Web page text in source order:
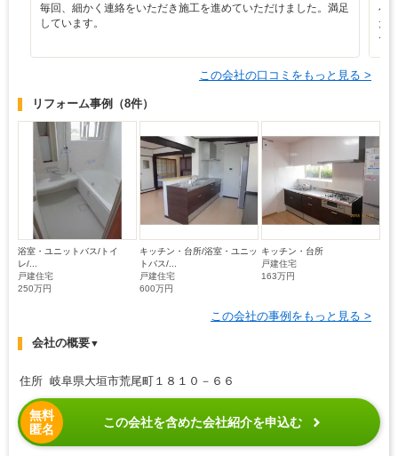
毎回、細かく連絡をいただき施工を進めていただけました。満足
しています。
小
た
ー
この会社の口コミをもっと見る >
リフォーム事例 （8件）
浴室・ユニットバス/トイ
レ/...
戸建住宅
250万円
キッチン・台所/浴室・ユニッ
トバス/...
戸建住宅
600万円
キッチン・台所
戸建住宅
163万円
この会社の事例をもっと見る >
会社の概要▼
住所 岐阜県大垣市荒尾町１８１０－６６
無料
匿名
この会社を含めた会社紹介を申込む